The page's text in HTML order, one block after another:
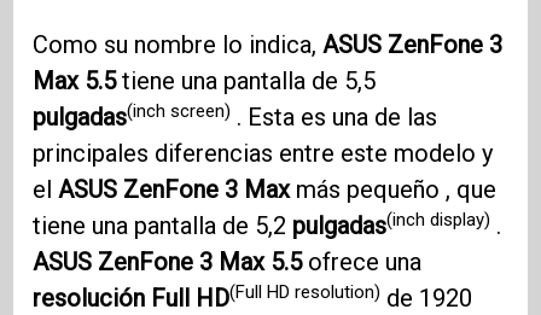
Como su nombre lo indica,ASUS ZenFone 3
Max 5.5tiene una pantalla de 5,5
pulgadas(inch screen) . Esta es una de las
principales diferencias entre este modelo y
elASUS ZenFone 3 Maxmás pequeño , que
tiene una pantalla de 5,2 pulgadas(inch display) .
ASUS ZenFone 3 Max 5.5ofrece una
resolución Full HD(Full HD resolution) de 1920